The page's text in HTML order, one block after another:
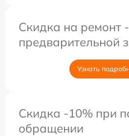
Скидка на ремонт
предварительной
Узнать
Скидка -10% при
обращении